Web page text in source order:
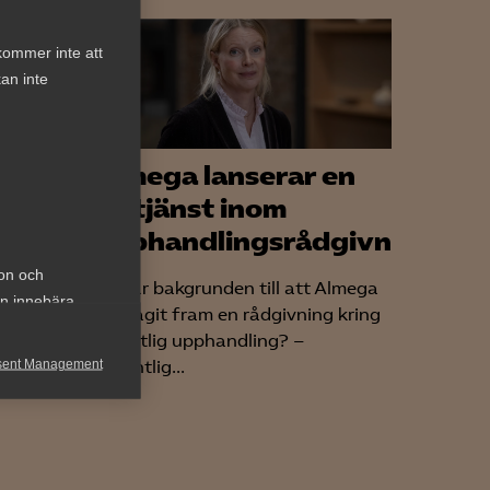
inte att
inte
och
innebära
Management
Almega lanserar en
ny tjänst inom
upphandlingsrådgivning
Vad är bakgrunden till att Almega
har tagit fram en rådgivning kring
offentlig upphandling? –
Offentlig...